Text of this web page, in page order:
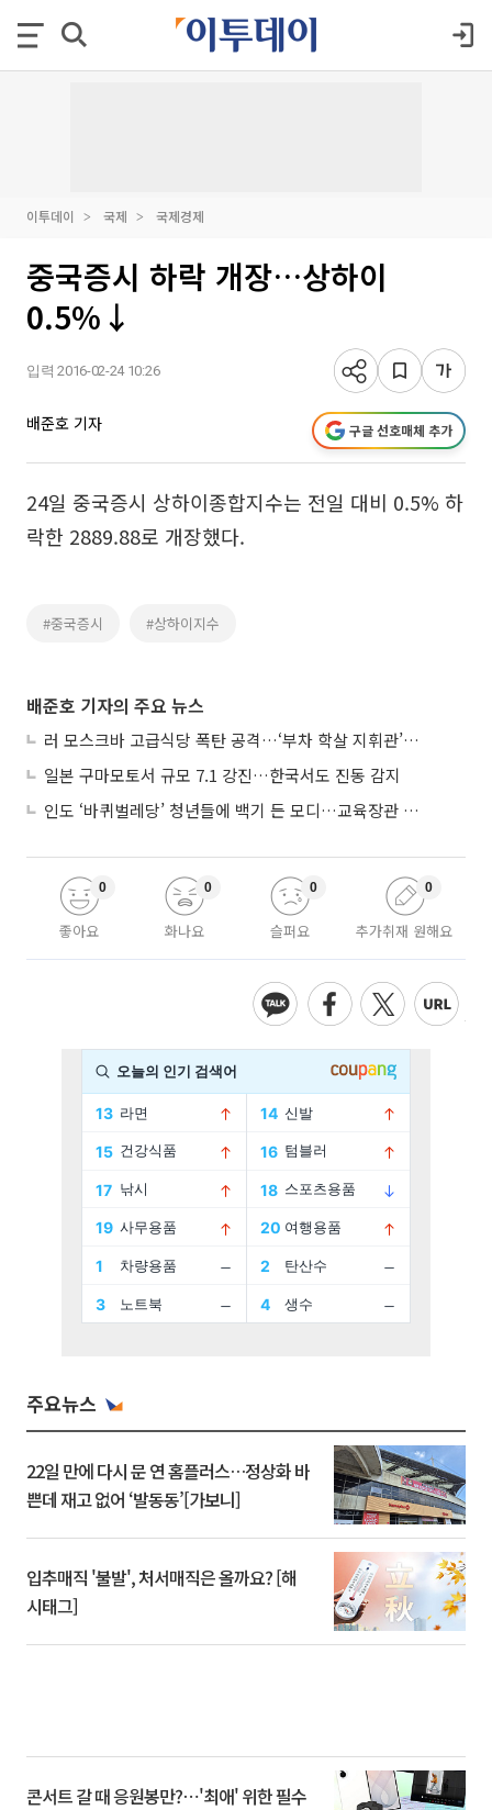
이투데이 국제 국제경제
중국증시 하락 개장…상하이
0.5%↓
입력 2016-02-24 10:26
배준호 기자 구글 선호매체 추가
24일 중국증시 상하이종합지수는 전일 대비 0.5% 하
락한 2889.88로 개장했다.
#중국증시 #상하이지수
배준호 기자의 주요 뉴스
러 모스크바 고급식당 폭탄 공격…‘부차 학살 지휘관’ 노렸나
일본 구마모토서 규모 7.1 강진…한국서도 진동 감지
인도 ‘바퀴벌레당’ 청년들에 백기 든 모디…교육장관 사퇴
좋아요
0
화나요
0
슬퍼요
0
추가취재 원해요
0
주요뉴스
22일 만에 다시 문 연 홈플러스…정상화 바
쁜데 재고 없어 ‘발동동’[가보니]
입추매직 '불발', 처서매직은 올까요? [해
시태그]
콘서트 갈 때 응원봉만?⋯'최애' 위한 필수